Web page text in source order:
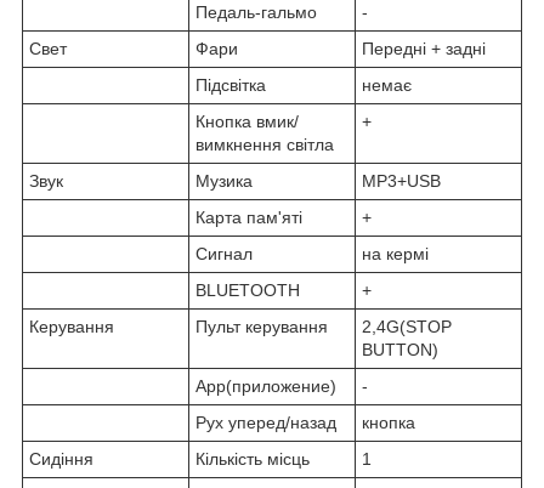
Педаль-гальмо
-
Свет
Фари
Передні + задні
Підсвітка
немає
Кнопка вмик/
вимкнення світла
+
Звук Музика
MP3+USB
Карта пам'яті
+
Сигнал
на кермі
BLUETOOTH
+
Керування
Пульт керування
2,4G(STOP
BUTTON)
App(приложение)
-
Рух уперед/назад
кнопка
Сидіння
Кількість місць
1